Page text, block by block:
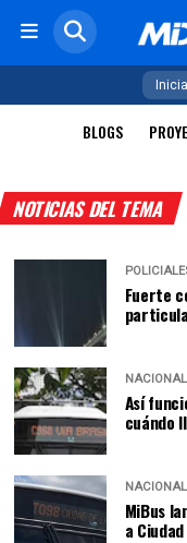
BLOGS
NOTICIAS DEL TEMA
Fuerte
Así
cuándo
MiBus
a